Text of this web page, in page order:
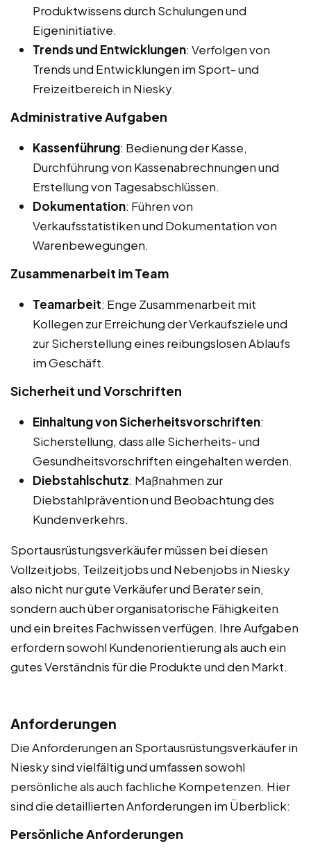
Produktwissens durch Schulungen und
Eigeninitiative.
Trends und Entwicklungen: Verfolgen von
Trends und Entwicklungen im Sport- und
Freizeitbereich in Niesky.
Administrative Aufgaben
Kassenführung: Bedienung der Kasse,
Durchführung von Kassenabrechnungen und
Erstellung von Tagesabschlüssen.
Dokumentation: Führen von
Verkaufsstatistiken und Dokumentation von
Warenbewegungen.
Zusammenarbeit im Team
Teamarbeit: Enge Zusammenarbeit mit
Kollegen zur Erreichung der Verkaufsziele und
zur Sicherstellung eines reibungslosen Ablaufs
im Geschäft.
Sicherheit und Vorschriften
Einhaltung von Sicherheitsvorschriften:
Sicherstellung, dass alle Sicherheits- und
Gesundheitsvorschriften eingehalten werden.
Diebstahlschutz: Maßnahmen zur
Diebstahlprävention und Beobachtung des
Kundenverkehrs.
Sportausrüstungsverkäufer müssen bei diesen
Vollzeitjobs, Teilzeitjobs und Nebenjobs in Niesky
also nicht nur gute Verkäufer und Berater sein,
sondern auch über organisatorische Fähigkeiten
und ein breites Fachwissen verfügen. Ihre Aufgaben
erfordern sowohl Kundenorientierung als auch ein
gutes Verständnis für die Produkte und den Markt.
Anforderungen
Die Anforderungen an Sportausrüstungsverkäufer in
Niesky sind vielfältig und umfassen sowohl
persönliche als auch fachliche Kompetenzen. Hier
sind die detaillierten Anforderungen im Überblick:
Persönliche Anforderungen